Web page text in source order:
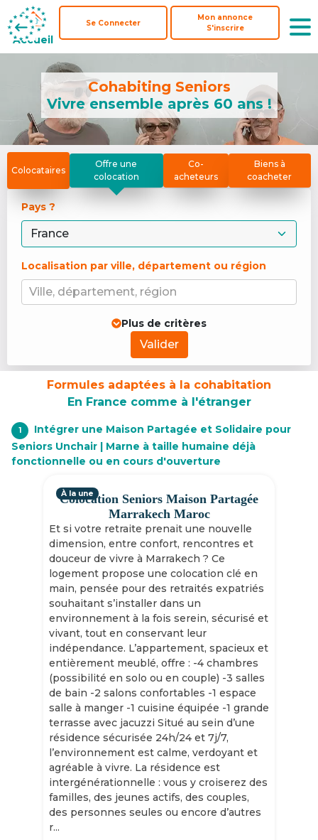
Accueil
Se Connecter
Mon annonce
S'inscrire
Accueil
Se Connecter
Mon annonce
S'inscrire
Cohabiting Seniors
Vivre ensemble après 60 ans !
Colocataires
Offre une
colocation
Co-
acheteurs
Biens à
coacheter
Pays ?
Localisation par ville, département ou région
Ville, département, région
Plus de critères
Valider
Formules adaptées à la cohabitation
En France comme à l'étranger
1
Intégrer une Maison Partagée et Solidaire pour
Seniors Unchair | Marne à taille humaine déjà
fonctionnelle ou en cours d'ouverture
Colocation Seniors Maison Partagée
Marrakech Maroc
Et si votre retraite prenait une nouvelle
dimension, entre confort, rencontres et
douceur de vivre à Marrakech ? Ce
logement propose une colocation clé en
main, pensée pour des retraités expatriés
souhaitant s’installer dans un
environnement à la fois serein, sécurisé et
vivant, tout en conservant leur
indépendance. L’appartement, spacieux et
entièrement meublé, offre : -4 chambres
(possibilité en solo ou en couple) -3 salles
de bain -2 salons confortables -1 espace
salle à manger -1 cuisine équipée -1 grande
terrasse avec jacuzzi Situé au sein d’une
résidence sécurisée 24h/24 et 7j/7,
l’environnement est calme, verdoyant et
agréable à vivre. La résidence est
intergénérationnelle : vous y croiserez des
familles, des jeunes actifs, des couples,
des personnes seules ou encore d’autres
r...
À la une